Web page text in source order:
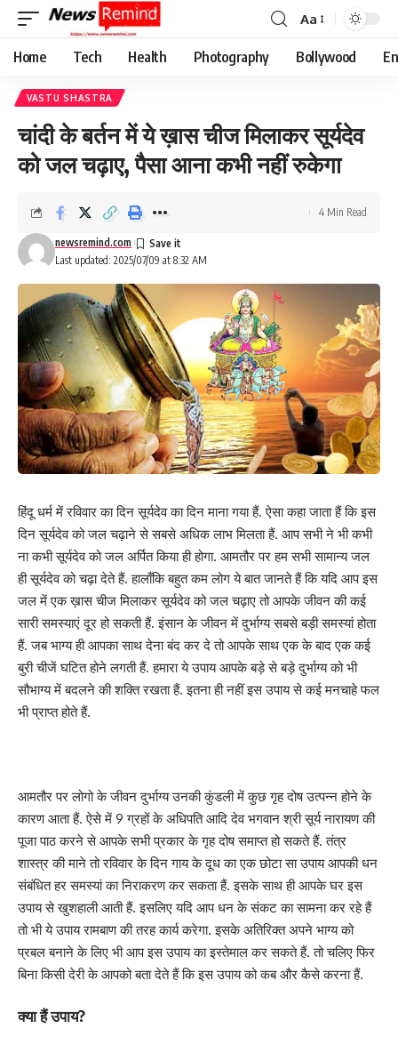
Font
Resizer
Aa
Home Tech Health Photography Bollywood
VASTU SHASTRA
चांदी के बर्तन में ये ख़ास चीज मिलाकर सूर्यदेव
को जल चढ़ाए, पैसा आना कभी नहीं रुकेगा
Last updated: 2025/07/09 at 8:32 AM
newsremind.com
4 Min Read
हिंदू धर्म में रविवार का दिन सूर्यदेव का दिन माना गया हैं. ऐसा कहा जाता हैं कि इस
दिन सूर्यदेव को जल चढ़ाने से सबसे अधिक लाभ मिलता हैं. आप सभी ने भी कभी
ना कभी सूर्यदेव को जल अर्पित किया ही होगा. आमतौर पर हम सभी सामान्य जल
ही सूर्यदेव को चढ़ा देते हैं. हालाँकि बहुत कम लोग ये बात जानते हैं कि यदि आप इस
जल में एक ख़ास चीज मिलाकर सूर्यदेव को जल चढ़ाए तो आपके जीवन की कई
सारी समस्याएं दूर हो सकती हैं. इंसान के जीवन में दुर्भाग्य सबसे बड़ी समस्यां होता
हैं. जब भाग्य ही आपका साथ देना बंद कर दे तो आपके साथ एक के बाद एक कई
बुरी चीजें घटित होने लगती हैं. हमारा ये उपाय आपके बड़े से बड़े दुर्भाग्य को भी
सौभाग्य में बदलने की शक्ति रखता हैं. इतना ही नहीं इस उपाय से कई मनचाहे फल
भी प्राप्त होते हैं.
आमतौर पर लोगो के जीवन दुर्भाग्य उनकी कुंडली में कुछ गृह दोष उत्पन्न होने के
कारण आता हैं. ऐसे में 9 ग्रहों के अधिपति आदि देव भगवान श्री सूर्य नारायण की
पूजा पाठ करने से आपके सभी प्रकार के गृह दोष समाप्त हो सकते हैं. तंत्र
शास्त्र की माने तो रविवार के दिन गाय के दूध का एक छोटा सा उपाय आपकी धन
संबंधित हर समस्यां का निराकरण कर सकता हैं. इसके साथ ही आपके घर इस
उपाय से खुशहाली आती हैं. इसलिए यदि आप धन के संकट का सामना कर रहे हैं
तो भी ये उपाय रामबाण की तरह कार्य करेगा. इसके अतिरिक्त अपने भाग्य को
प्रबल बनाने के लिए भी आप इस उपाय का इस्तेमाल कर सकते हैं. तो चलिए फिर
बिना किसी देरी के आपको बता देते हैं कि इस उपाय को कब और कैसे करना हैं.
क्या हैं उपाय?